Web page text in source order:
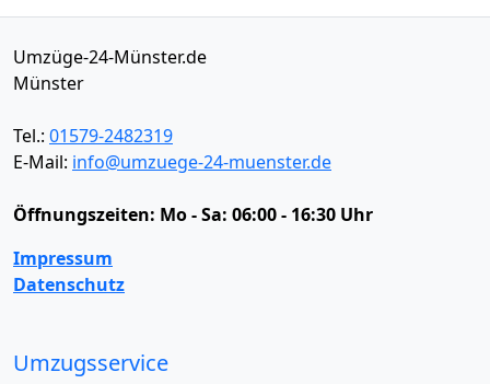
Umzüge-24-Münster.de
Münster
Tel.: 01579-2482319
E-Mail: info@umzuege-24-muenster.de
Öffnungszeiten: Mo - Sa: 06:00 - 16:30 Uhr
Impressum
Datenschutz
Umzugsservice